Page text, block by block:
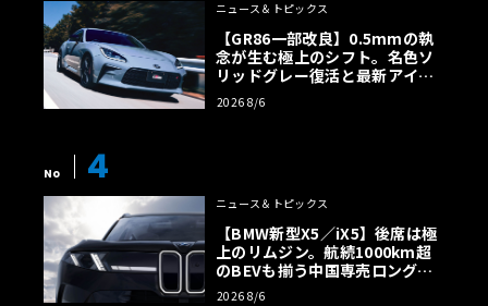
ニュース＆トピックス
【GR86一部改良】0.5mmの執
念が生む極上のシフト。名色ソ
リッドグレー復活と最新アイサ
イトでFRの極みへ
2026 8/6
No 4
ニュース＆トピックス
【BMW新型X5／iX5】後席は極
上のリムジン。航続1000km超
のBEVも揃う中国専売ロング仕
様の全貌
2026 8/6